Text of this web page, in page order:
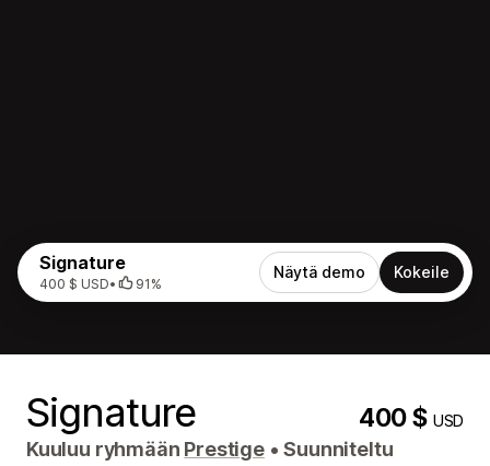
Signature
400 $ USD• 91%
Näytä demo Kokeile
Signature 400 $USD
Kuuluu ryhmään Prestige • Suunniteltu